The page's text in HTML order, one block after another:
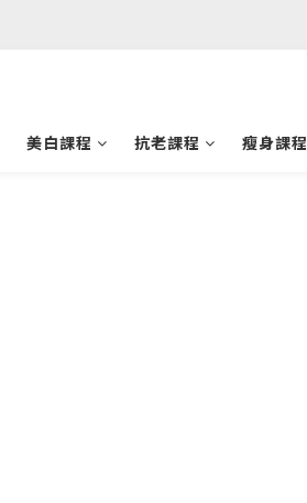
美白課程 抗老課程 瘦身課程